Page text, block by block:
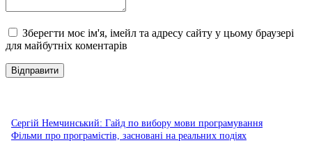
Зберегти моє ім'я, імейл та адресу сайту у цьому браузері
для майбутніх коментарів
Сергій Немчинський: Гайд по вибору мови програмування
Фільми про програмістів, засновані на реальних подіях